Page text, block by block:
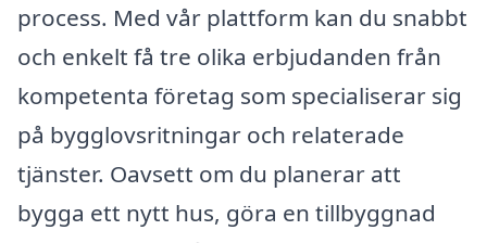
process. Med vår plattform kan du snabbt
och enkelt få tre olika erbjudanden från
kompetenta företag som specialiserar sig
på bygglovsritningar och relaterade
tjänster. Oavsett om du planerar att
bygga ett nytt hus, göra en tillbyggnad